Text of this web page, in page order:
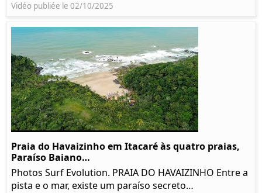
Vidéo publiée le 02/10/2025
Praia do Havaizinho em Itacaré às quatro praias,
Paraíso Baiano…
Photos Surf Evolution. PRAIA DO HAVAIZINHO Entre a
pista e o mar, existe um paraíso secreto…